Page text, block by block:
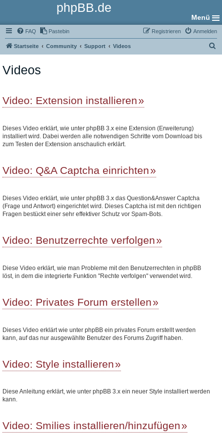
phpBB.de
Menü
FAQ Pastebin Anmelden
Registrieren
Startseite Community Support Videos
Videos
Video: Extension installieren
Dieses Video erklärt, wie unter phpBB 3.x eine Extension (Erweiterung)
installiert wird. Dabei werden alle notwendigen Schritte vom Download bis
zum Testen der Extension anschaulich erklärt.
Video: Q&A Captcha einrichten
Dieses Video erklärt, wie unter phpBB 3.x das Question&Answer Captcha
(Frage und Antwort) eingerichtet wird. Dieses Captcha ist mit den richtigen
Fragen bestückt einer sehr effektiver Schutz vor Spam-Bots.
Video: Benutzerrechte verfolgen
Diese Video erklärt, wie man Probleme mit den Benutzerrechten in phpBB
löst, in dem die integrierte Funktion "Rechte verfolgen" verwendet wird.
Video: Privates Forum erstellen
Dieses Video erklärt wie unter phpBB ein privates Forum erstellt werden
kann, auf das nur ausgewählte Benutzer des Forums Zugriff haben.
Video: Style installieren
Diese Anleitung erklärt, wie unter phpBB 3.x ein neuer Style installiert werden
kann.
Video: Smilies installieren/hinzufügen